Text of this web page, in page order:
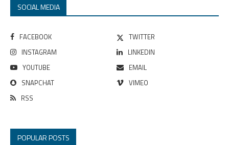
SOCIAL MEDIA
FACEBOOK
TWITTER
INSTAGRAM
LINKEDIN
YOUTUBE
EMAIL
SNAPCHAT
VIMEO
RSS
POPULAR POSTS